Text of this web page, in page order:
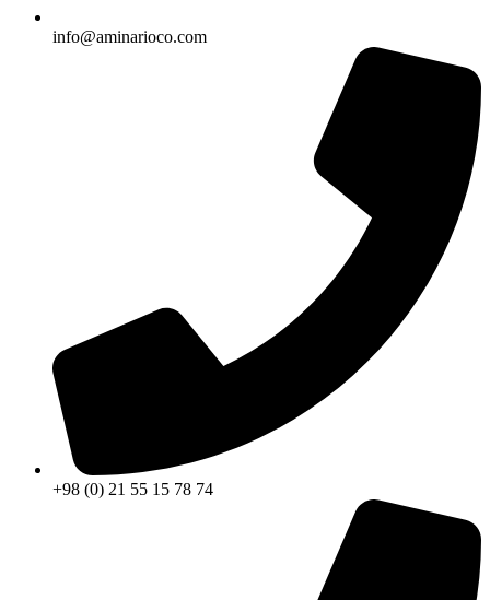
info@aminarioco.com
+98 (0) 21 55 15 78 74